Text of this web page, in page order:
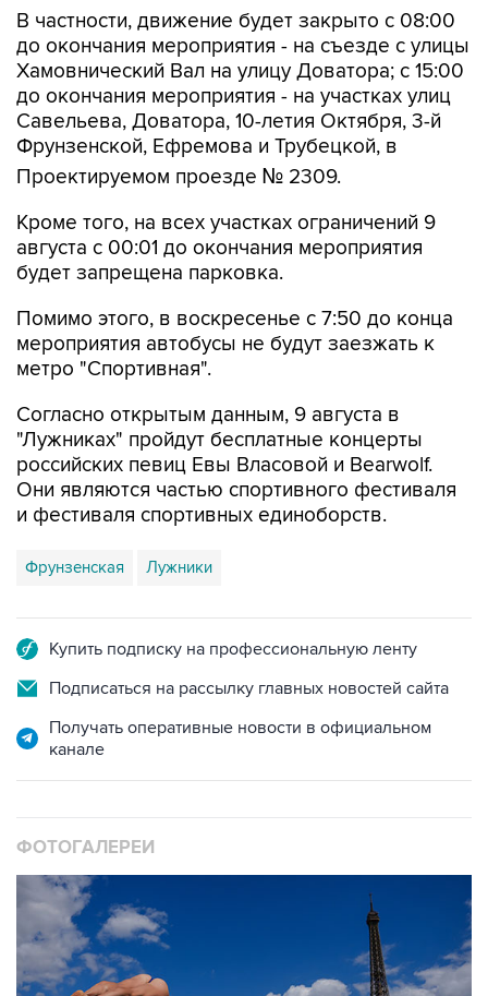
В частности, движение будет закрыто с 08:00
до окончания мероприятия - на съезде с улицы
Хамовнический Вал на улицу Доватора; с 15:00
до окончания мероприятия - на участках улиц
Савельева, Доватора, 10-летия Октября, 3-й
Фрунзенской, Ефремова и Трубецкой, в
Проектируемом проезде № 2309.
Кроме того, на всех участках ограничений 9
августа с 00:01 до окончания мероприятия
будет запрещена парковка.
Помимо этого, в воскресенье с 7:50 до конца
мероприятия автобусы не будут заезжать к
метро "Спортивная".
Согласно открытым данным, 9 августа в
"Лужниках" пройдут бесплатные концерты
российских певиц Евы Власовой и Bearwolf.
Они являются частью спортивного фестиваля
и фестиваля спортивных единоборств.
Фрунзенская Лужники
Купить подписку на профессиональную ленту
Подписаться на рассылку главных новостей сайта
Получать оперативные новости в официальном
канале
ФОТОГАЛЕРЕИ